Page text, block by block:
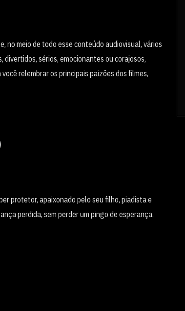
no meio de todo esse conteúdo audiovisual, vários
divertidos, sérios, emocionantes ou corajosos,
relembrar os principais paizões dos filmes,
protetor, apaixonado pelo seu filho, piadista e
perdida, sem perder um pingo de esperança.